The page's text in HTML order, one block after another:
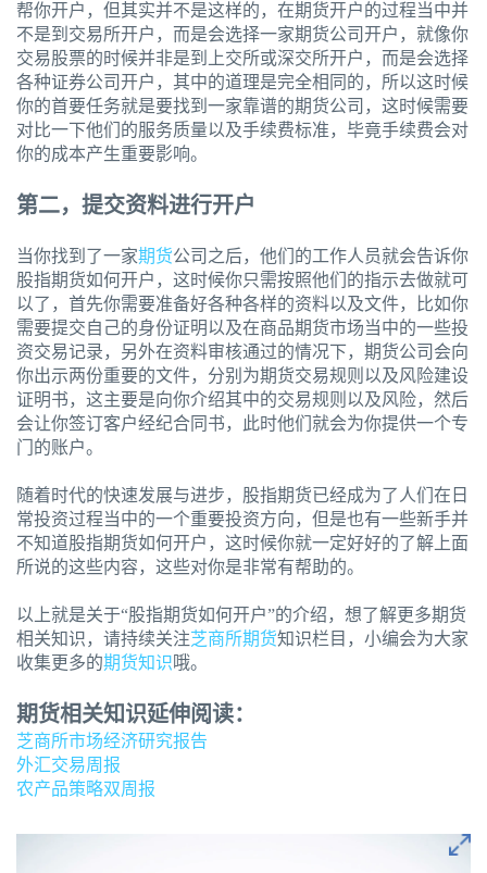
帮你开户，但其实并不是这样的，在期货开户的过程当中并
不是到交易所开户，而是会选择一家期货公司开户，就像你
交易股票的时候并非是到上交所或深交所开户，而是会选择
各种证券公司开户，其中的道理是完全相同的，所以这时候
你的首要任务就是要找到一家靠谱的期货公司，这时候需要
对比一下他们的服务质量以及手续费标准，毕竟手续费会对
你的成本产生重要影响。
第二，提交资料进行开户
当你找到了一家期货公司之后，他们的工作人员就会告诉你
股指期货如何开户，这时候你只需按照他们的指示去做就可
以了，首先你需要准备好各种各样的资料以及文件，比如你
需要提交自己的身份证明以及在商品期货市场当中的一些投
资交易记录，另外在资料审核通过的情况下，期货公司会向
你出示两份重要的文件，分别为期货交易规则以及风险建设
证明书，这主要是向你介绍其中的交易规则以及风险，然后
会让你签订客户经纪合同书，此时他们就会为你提供一个专
门的账户。
随着时代的快速发展与进步，股指期货已经成为了人们在日
常投资过程当中的一个重要投资方向，但是也有一些新手并
不知道股指期货如何开户，这时候你就一定好好的了解上面
所说的这些内容，这些对你是非常有帮助的。
以上就是关于“股指期货如何开户”的介绍，想了解更多期货
相关知识，请持续关注芝商所期货知识栏目，小编会为大家
收集更多的期货知识哦。
期货相关知识延伸阅读：
芝商所市场经济研究报告
外汇交易周报
农产品策略双周报